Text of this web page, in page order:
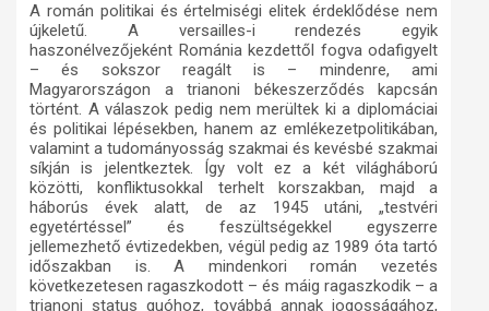
A román politikai és értelmiségi elitek érdeklődése nem
újkeletű. A versailles-i rendezés egyik
haszonélvezőjeként Románia kezdettől fogva odafigyelt
– és sokszor reagált is – mindenre, ami
Magyarországon a trianoni békeszerződés kapcsán
történt. A válaszok pedig nem merültek ki a diplomáciai
és politikai lépésekben, hanem az emlékezetpolitikában,
valamint a tudományosság szakmai és kevésbé szakmai
síkján is jelentkeztek. Így volt ez a két világháború
közötti, konfliktusokkal terhelt korszakban, majd a
háborús évek alatt, de az 1945 utáni, „testvéri
egyetértéssel” és feszültségekkel egyszerre
jellemezhető évtizedekben, végül pedig az 1989 óta tartó
időszakban is. A mindenkori román vezetés
következetesen ragaszkodott – és máig ragaszkodik – a
trianoni status quóhoz, továbbá annak jogosságához,